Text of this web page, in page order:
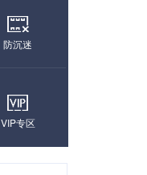
防沉迷
VIP专区